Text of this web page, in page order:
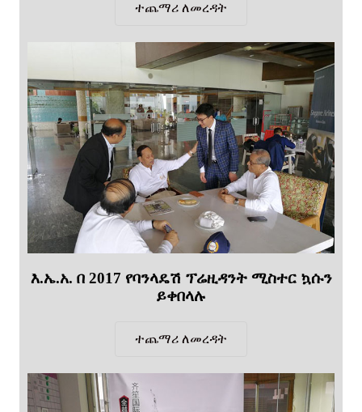
ተጨማሪ ለመረዳት
እ.ኤ.አ. በ 2017 የባንላዴሽ ፕሬዚዳንት ሚስተር ኳሱን
ይቀበላሉ
ተጨማሪ ለመረዳት